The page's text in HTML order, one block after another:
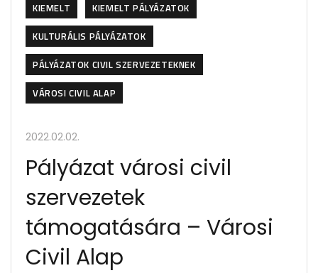
KIEMELT
KIEMELT PÁLYÁZATOK
KULTURÁLIS PÁLYÁZATOK
PÁLYÁZATOK CIVIL SZERVEZETEKNEK
VÁROSI CIVIL ALAP
2022.02.02.
Pályázat városi civil
szervezetek
támogatására – Városi
Civil Alap